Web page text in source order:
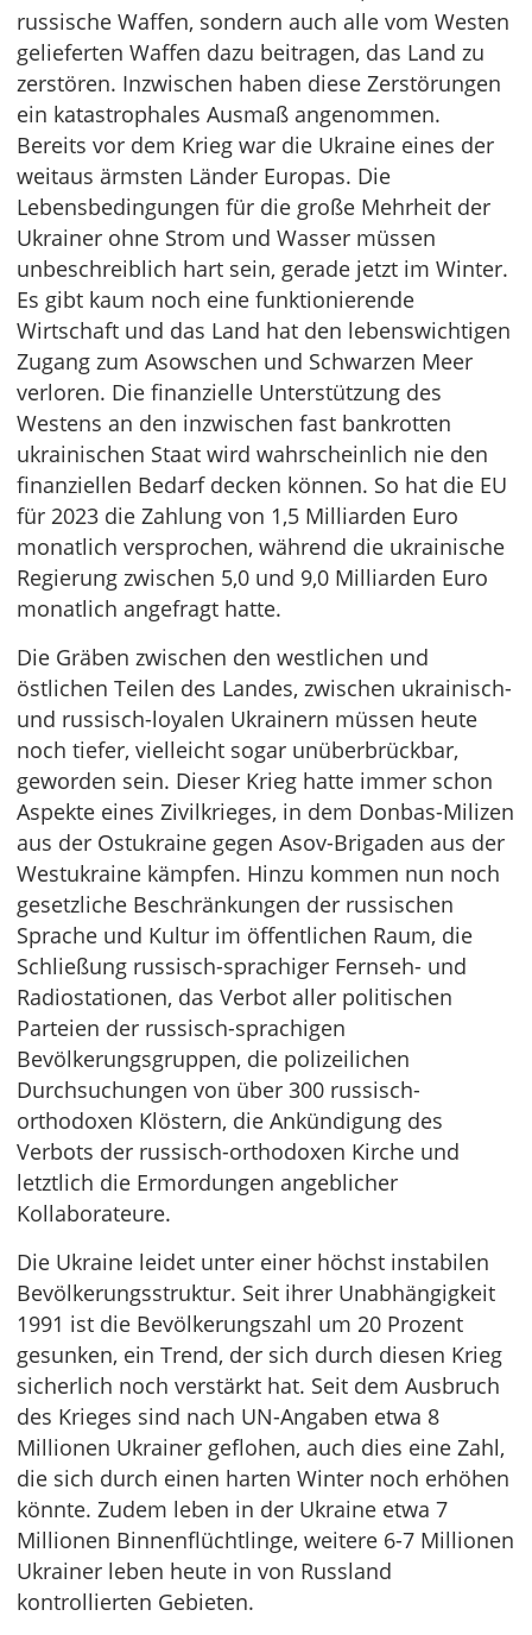
russische Waffen, sondern auch alle vom Westen
gelieferten Waffen dazu beitragen, das Land zu
zerstören. Inzwischen haben diese Zerstörungen
ein katastrophales Ausmaß angenommen.
Bereits vor dem Krieg war die Ukraine eines der
weitaus ärmsten Länder Europas. Die
Lebensbedingungen für die große Mehrheit der
Ukrainer ohne Strom und Wasser müssen
unbeschreiblich hart sein, gerade jetzt im Winter.
Es gibt kaum noch eine funktionierende
Wirtschaft und das Land hat den lebenswichtigen
Zugang zum Asowschen und Schwarzen Meer
verloren. Die finanzielle Unterstützung des
Westens an den inzwischen fast bankrotten
ukrainischen Staat wird wahrscheinlich nie den
finanziellen Bedarf decken können. So hat die EU
für 2023 die Zahlung von 1,5 Milliarden Euro
monatlich versprochen, während die ukrainische
Regierung zwischen 5,0 und 9,0 Milliarden Euro
monatlich angefragt hatte.
Die Gräben zwischen den westlichen und
östlichen Teilen des Landes, zwischen ukrainisch-
und russisch-loyalen Ukrainern müssen heute
noch tiefer, vielleicht sogar unüberbrückbar,
geworden sein. Dieser Krieg hatte immer schon
Aspekte eines Zivilkrieges, in dem Donbas-Milizen
aus der Ostukraine gegen Asov-Brigaden aus der
Westukraine kämpfen. Hinzu kommen nun noch
gesetzliche Beschränkungen der russischen
Sprache und Kultur im öffentlichen Raum, die
Schließung russisch-sprachiger Fernseh- und
Radiostationen, das Verbot aller politischen
Parteien der russisch-sprachigen
Bevölkerungsgruppen, die polizeilichen
Durchsuchungen von über 300 russisch-
orthodoxen Klöstern, die Ankündigung des
Verbots der russisch-orthodoxen Kirche und
letztlich die Ermordungen angeblicher
Kollaborateure.
Die Ukraine leidet unter einer höchst instabilen
Bevölkerungsstruktur. Seit ihrer Unabhängigkeit
1991 ist die Bevölkerungszahl um 20 Prozent
gesunken, ein Trend, der sich durch diesen Krieg
sicherlich noch verstärkt hat. Seit dem Ausbruch
des Krieges sind nach UN-Angaben etwa 8
Millionen Ukrainer geflohen, auch dies eine Zahl,
die sich durch einen harten Winter noch erhöhen
könnte. Zudem leben in der Ukraine etwa 7
Millionen Binnenflüchtlinge, weitere 6-7 Millionen
Ukrainer leben heute in von Russland
kontrollierten Gebieten.